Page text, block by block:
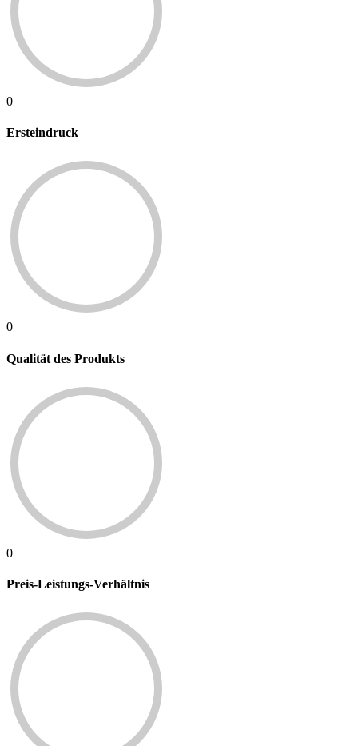
0
Ersteindruck
0
Qualität des Produkts
0
Preis-Leistungs-Verhältnis